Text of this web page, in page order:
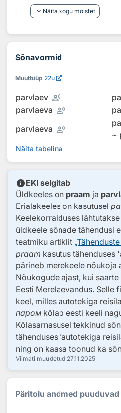
keyboard_arrow_down Näita kogu mõistet
Sõnavormid
Muuttüüp 22u
parvlaev record_voice_over
parvlaeva record_voice_over
parvlaeva record_voice_over
~
Näita tabelina
infoEKI selgitab
Üldkeeles on praam ja
Erialakeeles on kasutusel
Keelekorralduses
üldkeele sõnade tähendusi
teatmiku artiklit
praam kasutus tähenduses
pärineb merekeele nõukoja
Nõukogude ajast, kui
Eesti Merelaevandus. Selle
keel, milles autotekiga
паром kõlab eesti keeli
Kõlasarnasusel tekkinud
tähenduses ’autotekiga
ning on kaasa toonud ka
Viimati muudetud 27.11.2025
Päritolu andmed puuduvad